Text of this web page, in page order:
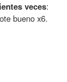
veces:
bueno x6.